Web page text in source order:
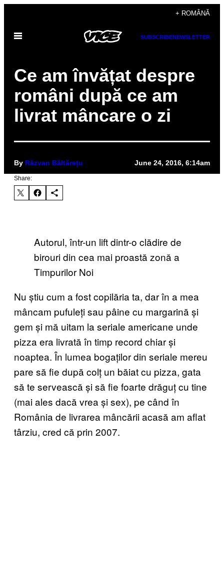
content
+ ROMÂNĂ
Open
SUBSCRIBENEWSLETTER
Ce am învățat despre
români după ce am
livrat mâncare o zi
By Răzvan Băltărețu June 24, 2016, 6:14am
Share:
Autorul, într-un lift dintr-o clădire de
birouri din cea mai proastă zonă a
Timpurilor Noi
Nu știu cum a fost copilăria ta, dar în a mea
mâncam pufuleți sau pâine cu margarină și
gem și mă uitam la seriale americane unde
pizza era livrată în timp record chiar și
noaptea. În lumea bogaților din seriale mereu
pare să fie după colț un băiat cu pizza, gata
să te servească și să fie foarte drăguț cu tine
(mai ales dacă vrea și sex), pe când în
România de livrarea mâncării acasă am aflat
târziu, cred că prin 2007.